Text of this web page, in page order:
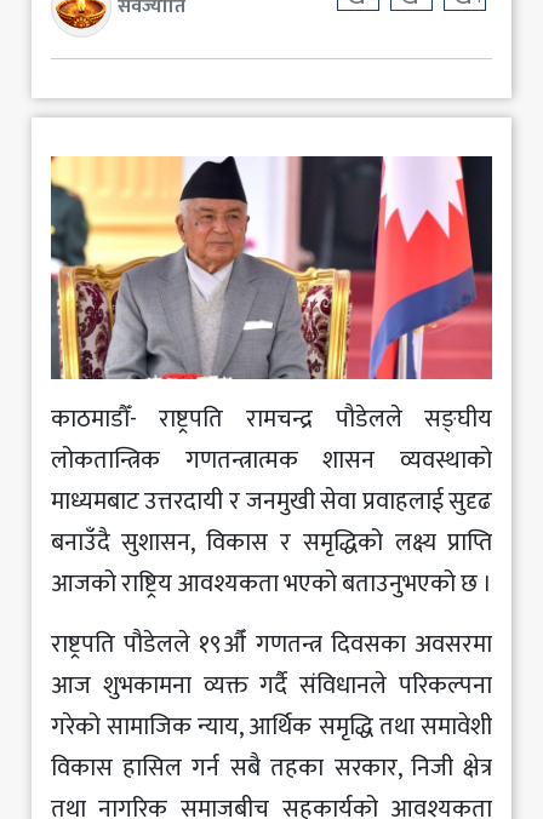
सर्वज्योति
काठमाडौँ- राष्ट्रपति रामचन्द्र पौडेलले सङ्घीय
लोकतान्त्रिक गणतन्त्रात्मक शासन व्यवस्थाको
माध्यमबाट उत्तरदायी र जनमुखी सेवा प्रवाहलाई सुदृढ
बनाउँदै सुशासन, विकास र समृद्धिको लक्ष्य प्राप्ति
आजको राष्ट्रिय आवश्यकता भएको बताउनुभएको छ ।
राष्ट्रपति पौडेलले १९औँ गणतन्त्र दिवसका अवसरमा
आज शुभकामना व्यक्त गर्दै संविधानले परिकल्पना
गरेको सामाजिक न्याय, आर्थिक समृद्धि तथा समावेशी
विकास हासिल गर्न सबै तहका सरकार, निजी क्षेत्र
तथा नागरिक समाजबीच सहकार्यको आवश्यकता